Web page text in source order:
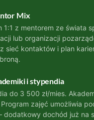
Mix
1:1 z mentorem ze świata
lub organizacji
sieć kontaktów i plan
i stypendia
do 3 500 zł/mies.
Program zajęć umożliwia
dochód już na